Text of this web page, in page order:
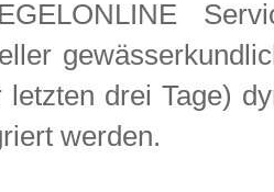
letzten drei Tage)
werden.